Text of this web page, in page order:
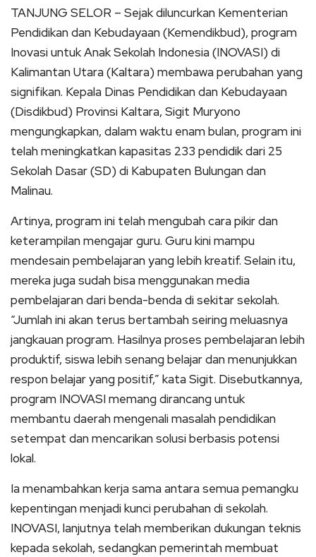
TANJUNG SELOR – Sejak diluncurkan Kementerian
Pendidikan dan Kebudayaan (Kemendikbud), program
Inovasi untuk Anak Sekolah Indonesia (INOVASI) di
Kalimantan Utara (Kaltara) membawa perubahan yang
signifikan. Kepala Dinas Pendidikan dan Kebudayaan
(Disdikbud) Provinsi Kaltara, Sigit Muryono
mengungkapkan, dalam waktu enam bulan, program ini
telah meningkatkan kapasitas 233 pendidik dari 25
Sekolah Dasar (SD) di Kabupaten Bulungan dan
Malinau.
Artinya, program ini telah mengubah cara pikir dan
keterampilan mengajar guru. Guru kini mampu
mendesain pembelajaran yang lebih kreatif. Selain itu,
mereka juga sudah bisa menggunakan media
pembelajaran dari benda-benda di sekitar sekolah.
“Jumlah ini akan terus bertambah seiring meluasnya
jangkauan program. Hasilnya proses pembelajaran lebih
produktif, siswa lebih senang belajar dan menunjukkan
respon belajar yang positif,” kata Sigit. Disebutkannya,
program INOVASI memang dirancang untuk
membantu daerah mengenali masalah pendidikan
setempat dan mencarikan solusi berbasis potensi
lokal.
Ia menambahkan kerja sama antara semua pemangku
kepentingan menjadi kunci perubahan di sekolah.
INOVASI, lanjutnya telah memberikan dukungan teknis
kepada sekolah, sedangkan pemerintah membuat